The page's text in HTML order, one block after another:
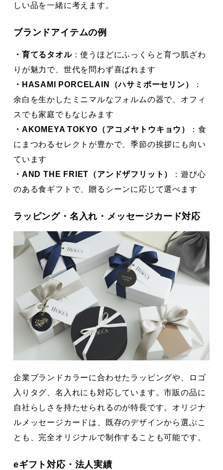
しい品を一緒に考えます。
ブランドアイテムの例
・育てるタオル：使うほどにふっくらと育つ肌ざわ
りが魅力で、世代を問わず喜ばれます
・HASAMI PORCELAIN（ハサミポーセリン）
：
余白を生かしたミニマルなフォルムの器で、オフィ
スでも家庭でもなじみます
・AKOMEYA TOKYO（アコメヤトウキョウ）
：食
にまつわるセレクトが豊かで、季節の挨拶にも向い
ています
・AND THE FRIET（アンドザフリット）
：遊び心
のある食ギフトで、贈るシーンに応じて選べます
ラッピング・名入れ・メッセージカード対応
企業ブランドカラーに合わせたラッピングや、ロゴ
入りタグ、名入れにも対応しています。市販の品に
自社らしさを持たせられるのが特長です。オリジナ
ルメッセージカードは、既存のデザインから選ぶこ
とも、完全オリジナルで制作することも可能です。
eギフト対応・法人実績